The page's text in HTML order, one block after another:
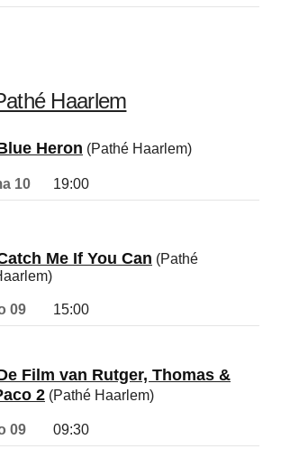
Haarlem
Heron (Pathé Haarlem)
10 19:00
Me If You Can (Pathé
09 15:00
Film van Rutger, Thomas &
2 (Pathé Haarlem)
09 09:30